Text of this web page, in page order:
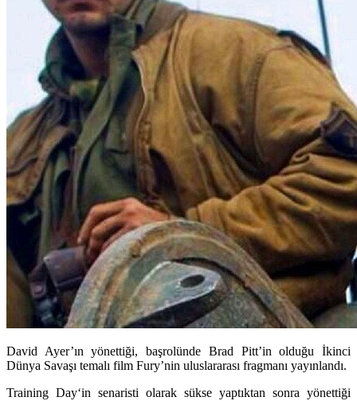
David Ayer’ın yönettiği, başrolünde Brad Pitt’in olduğu İkinci
Dünya Savaşı temalı film Fury’nin uluslararası fragmanı yayınlandı.
Training Day‘in senaristi olarak sükse yaptıktan sonra yönettiği